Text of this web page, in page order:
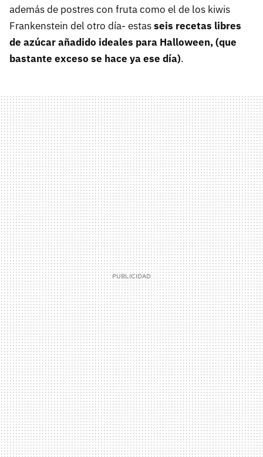
además de postres con fruta como el de los kiwis
Frankenstein del otro día- estasseis recetas libres
de azúcar añadido ideales para Halloween, (que
bastante exceso se hace ya ese día).